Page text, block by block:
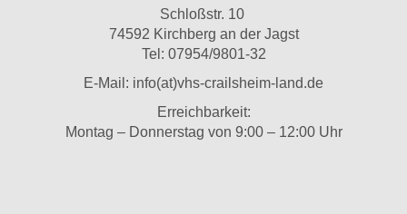
Schloßstr. 10
74592 Kirchberg an der Jagst
Tel: 07954/9801-32
E-Mail: info(at)vhs-crailsheim-land.de
Erreichbarkeit:
Montag – Donnerstag von 9:00 – 12:00 Uhr